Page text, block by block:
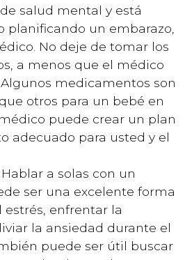
salud mental y está
planificando un embarazo,
No deje de tomar los
a menos que el médico
medicamentos son
otros para un bebé en
puede crear un plan
adecuado para usted y el
Hablar a solas con un
ser una excelente forma
estrés, enfrentar la
la ansiedad durante el
puede ser útil buscar